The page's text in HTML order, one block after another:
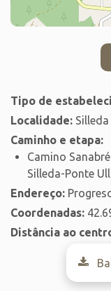
Tipo de
Localidade:
Caminho e etapa:
Camino
Silleda-Ponte
Endereço:
Coordenadas:
Distância ao